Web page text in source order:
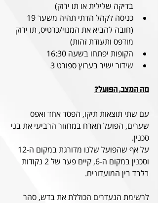
בדיקה שלילית או תו ירוק)
(חובה להביא את המנוי/כרטיס, תו ירוק
מודפס ותעודת זהות)
הקופות יפתחו בשעה 16:30
שידור ישיר בערוץ ספורט 3
מה המצב, הפועל?
עם שתי תוצאות תיקו, הפסד אחד ואפס
שערים, הפועל תארח במחזור הרביעי את בני
סכנין.
וסכנין במקום ה-6, קיים פער של 2 נקודות
בלבד בין המועדונים.
לרשימת הנעדרים הכוללת את בדש, סהר